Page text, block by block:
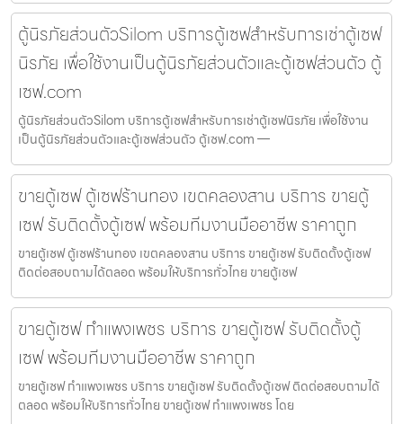
ตู้นิรภัยส่วนตัวSilom บริการตู้เซฟสำหรับการเช่าตู้เซฟ
นิรภัย เพื่อใช้งานเป็นตู้นิรภัยส่วนตัวและตู้เซฟส่วนตัว ตู้
เซฟ.com
ตู้นิรภัยส่วนตัวSilom บริการตู้เซฟสำหรับการเช่าตู้เซฟนิรภัย เพื่อใช้งาน
เป็นตู้นิรภัยส่วนตัวและตู้เซฟส่วนตัว ตู้เซฟ.com —
ขายตู้เซฟ ตู้เซฟร้านทอง เขตคลองสาน บริการ ขายตู้
เซฟ รับติดตั้งตู้เซฟ พร้อมทีมงานมืออาชีพ ราคาถูก
ขายตู้เซฟ ตู้เซฟร้านทอง เขตคลองสาน บริการ ขายตู้เซฟ รับติดตั้งตู้เซฟ
ติดต่อสอบถามได้ตลอด พร้อมให้บริการทั่วไทย ขายตู้เซฟ
ขายตู้เซฟ กำแพงเพชร บริการ ขายตู้เซฟ รับติดตั้งตู้
เซฟ พร้อมทีมงานมืออาชีพ ราคาถูก
ขายตู้เซฟ กำแพงเพชร บริการ ขายตู้เซฟ รับติดตั้งตู้เซฟ ติดต่อสอบถามได้
ตลอด พร้อมให้บริการทั่วไทย ขายตู้เซฟ กำแพงเพชร โดย